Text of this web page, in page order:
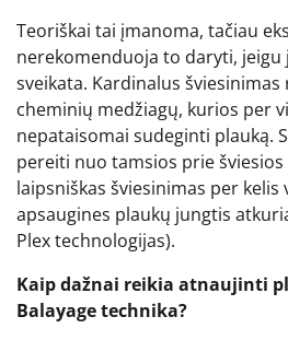
Teoriškai tai įmanoma, tačiau
nerekomenduoja to daryti,
sveikata. Kardinalus
cheminių medžiagų, kurios per
nepataisomai sudeginti plauką.
pereiti nuo tamsios prie šviesios
laipsniškas šviesinimas per
apsaugines plaukų jungtis
Plex technologijas).
Kaip dažnai reikia atnaujinti
Balayage technika?